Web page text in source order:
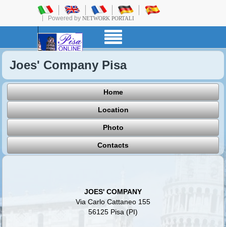
Powered by NETWORK PORTALI
Joes' Company Pisa
Home
Location
Photo
Contacts
JOES' COMPANY
Via Carlo Cattaneo 155
56125 Pisa (PI)